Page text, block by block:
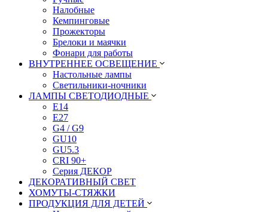
Налобные
Кемпинговые
Прожекторы
Брелоки и маячки
Фонари для работы
ВНУТРЕННЕЕ ОСВЕЩЕНИЕ
Настольные лампы
Светильники-ночники
ЛАМПЫ СВЕТОДИОДНЫЕ
E14
E27
G4 / G9
GU10
GU5.3
CRI 90+
Серия ДЕКОР
ДЕКОРАТИВНЫЙ СВЕТ
ХОМУТЫ-СТЯЖКИ
ПРОДУКЦИЯ ДЛЯ ДЕТЕЙ